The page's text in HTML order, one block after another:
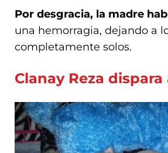
Por desgracia, la madre
una hemorragia, dejando a
completamente solos.
Clanay Reza